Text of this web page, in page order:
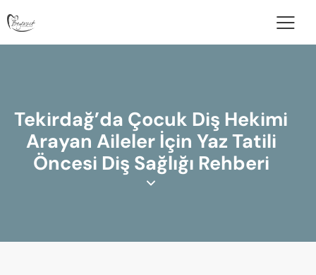
Tekirdağ’da Çocuk Diş Hekimi
Arayan Aileler İçin Yaz Tatili
Öncesi Diş Sağlığı Rehberi